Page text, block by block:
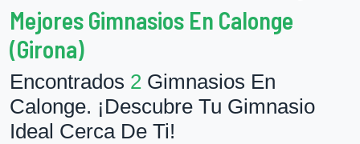
Mejores Gimnasios En Calonge
(Girona)
Encontrados 2 Gimnasios En
Calonge. ¡Descubre Tu Gimnasio
Ideal Cerca De Ti!